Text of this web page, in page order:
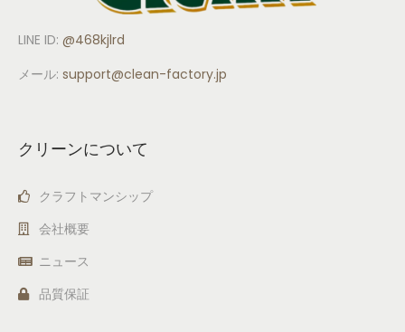
LINE ID: @468kjlrd
メール: support@clean-factory.jp
クリーンについて
クラフトマンシップ
会社概要
ニュース
品質保証